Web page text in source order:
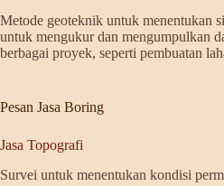
Metode geoteknik untuk menentukan
untuk mengukur dan mengumpulkan
berbagai proyek, seperti pembuatan
Pesan Jasa Boring
Jasa Topografi
Survei untuk menentukan kondisi